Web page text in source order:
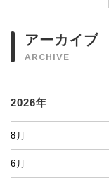
アーカイブ
ARCHIVE
2026年
8月
6月